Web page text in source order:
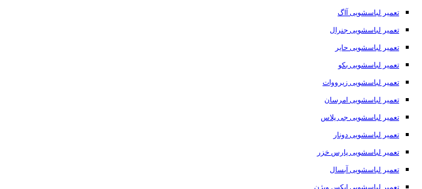
تعمیر لباسشویی آاگ
تعمیر لباسشویی جنرال
تعمیر لباسشویی حایر
تعمیر لباسشویی بکو
تعمیر لباسشویی زیرووات
تعمیر لباسشویی امرسان
تعمیر لباسشویی جی پلاس
تعمیر لباسشویی دونار
تعمیر لباسشویی پارس خزر
تعمیر لباسشویی آبسال
تعمیر لباسشویی ایکس ویژن